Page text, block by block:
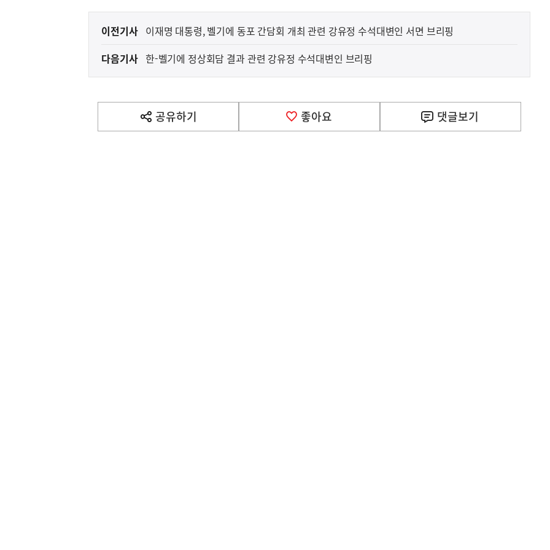
이
다
음
기
영
이전기사 이재명 대통령, 벨기에 동포 간담회 개최 관련 강유정 수석대변인 서면 브리핑
다음기사 한-벨기에 정상회담 결과 관련 강유정 수석대변인 브리핑
공유하기
열
기
좋아요 댓글보기